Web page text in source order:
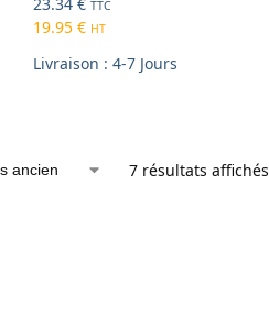
TTC
19.95€ HT
Livraison : 4-7 Jours
7 résultats affichés